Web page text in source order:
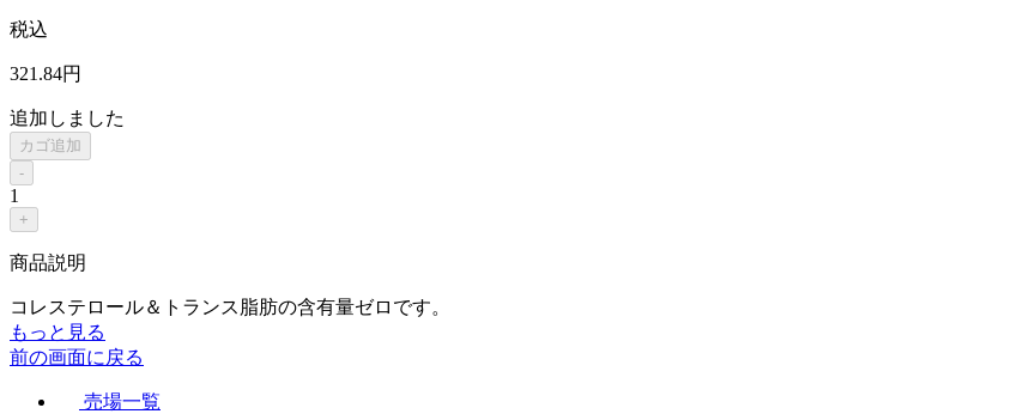
税込
321 .84円
追加しました
カゴ追加
-
1
+
商品説明
コレステロール＆トランス脂肪の含有量ゼロです。
もっと見る
前の画面に戻る
売場一覧